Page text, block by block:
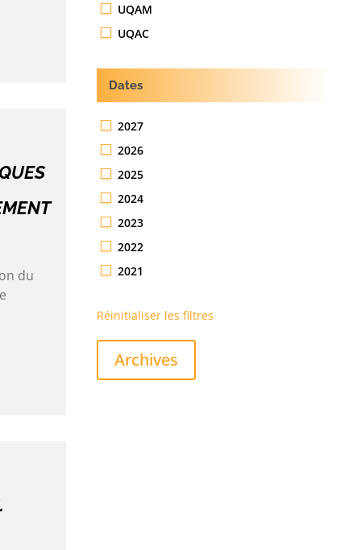
du
UQAM
UQAC
Dates
2027
2026
2025
2024
2023
2022
2021
Réinitialiser les filtres
Archives